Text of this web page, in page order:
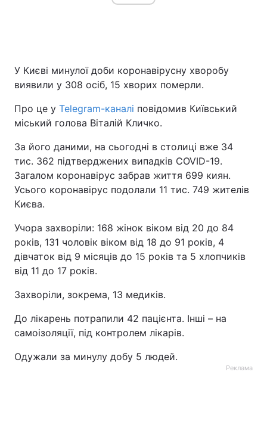
У Києві минулої доби коронавірусну хворобу
виявили у 308 осіб, 15 хворих померли.
Про це у Telegram-каналі повідомив Київський
міський голова Віталій Кличко.
За його даними, на сьогодні в столиці вже 34
тис. 362 підтверджених випадків COVID-19.
Загалом коронавірус забрав життя 699 киян.
Усього коронавірус подолали 11 тис. 749 жителів
Києва.
Учора захворіли: 168 жінок віком від 20 до 84
років, 131 чоловік віком від 18 до 91 рокiв, 4
дівчаток від 9 місяців до 15 років та 5 хлопчиків
від 11 до 17 років.
Захворіли, зокрема, 13 медиків.
До лікарень потрапили 42 пацієнта. Інші – на
самоізоляції, під контролем лікарів.
Одужали за минулу добу 5 людей.
Реклама